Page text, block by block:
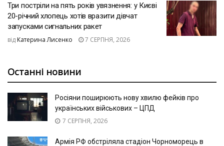
Три постріли на пять років увязнення: у Києві
20-річний хлопець хотів вразити дівчат
запусками сигнальних ракет
від Катерина Лисенко 7 СЕРПНЯ, 2026
Останні новини
Росіяни поширюють нову хвилю фейків про
українських військових – ЦПД
7 СЕРПНЯ, 2026
Армія РФ обстріляла стадіон Чорноморець в